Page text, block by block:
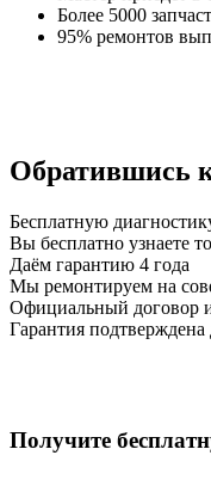
Более 5000
95% ремонтов
Обратившись
Бесплатную
Вы бесплатно узнаете
Даём гарантию 4 года
Мы ремонтируем на
Официальный договор
Гарантия
Получите